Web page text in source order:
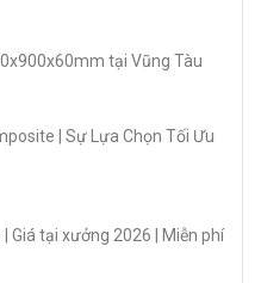
tại Vũng Tàu
| Sự Lựa Chọn Tối Ưu
Giá tại xưởng 2026 | Miễn phí